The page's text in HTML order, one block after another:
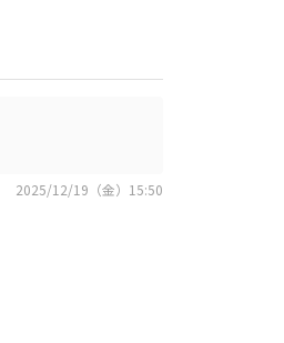
2025/12/19（金）15:50